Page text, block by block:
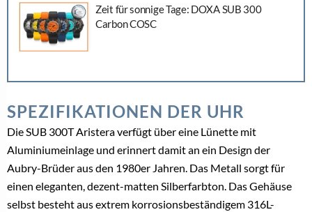
Zeit für sonnige Tage: DOXA SUB 300
Carbon COSC
SPEZIFIKATIONEN DER UHR
Die SUB 300T Aristera verfügt über eine Lünette mit
Aluminiumeinlage und erinnert damit an ein Design der
Aubry-Brüder aus den 1980er Jahren. Das Metall sorgt für
einen eleganten, dezent-matten Silberfarbton. Das Gehäuse
selbst besteht aus extrem korrosionsbeständigem 316L-